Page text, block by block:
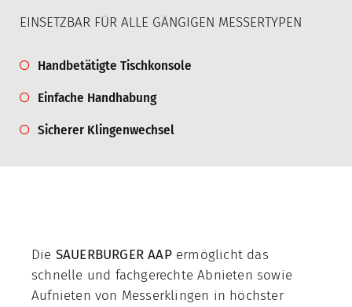
Vertrieb
Deutschland
Schweiz
Österreich
Frankreich
Über uns
Unternehmen
EINSETZBAR FÜR ALLE GÄNGIGEN MESSERTYPEN
Handbetätigte Tischkonsole
Einfache Handhabung
Sicherer Klingenwechsel
Die SAUERBURGER AAPermöglicht das
schnelle und fachgerechte Abnieten sowie
Aufnieten von Messerklingen in höchster